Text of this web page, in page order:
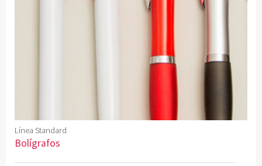
Línea Standard
Bolígrafos